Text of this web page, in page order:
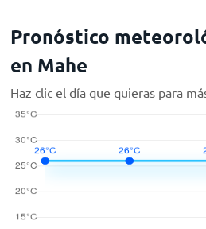
Pronóstico
en Mahe
Haz clic el día que quieras para